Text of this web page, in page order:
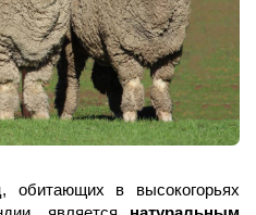
обитающих в высокогорьях